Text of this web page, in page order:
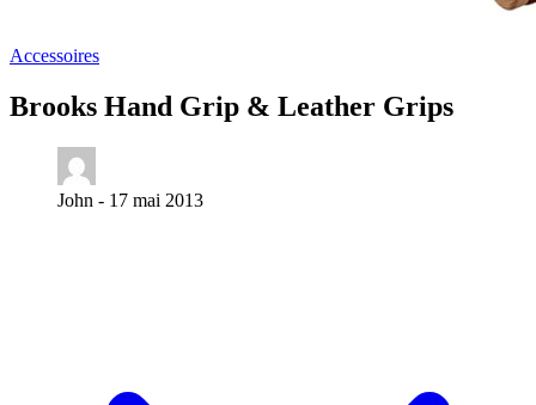
Accessoires
Brooks Hand Grip & Leather Grips
John - 17 mai 2013